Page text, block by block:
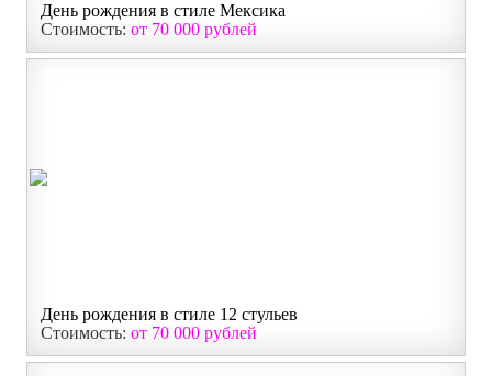
День рождения в стиле Мексика
Стоимость: от 70 000 рублей
День рождения в стиле 12 стульев
Стоимость: от 70 000 рублей